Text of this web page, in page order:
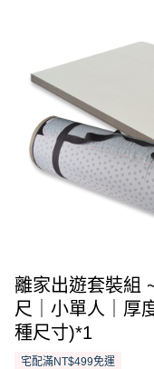
離家出遊套裝組
尺｜小單人｜厚
種尺寸)*1
宅配滿NT$499免運